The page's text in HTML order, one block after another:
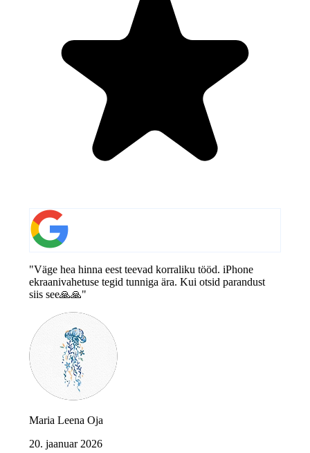
"Väge hea hinna eest teevad korraliku tööd. iPhone
ekraanivahetuse tegid tunniga ära. Kui otsid parandust
siis see🙏🙏"
Maria Leena Oja
20. jaanuar 2026